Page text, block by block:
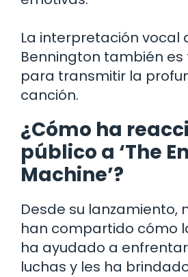
La interpretación vocal
Bennington también
para transmitir la
canción.
¿Cómo ha
público a ‘The
Machine’?
Desde su lanzamiento,
han compartido cómo
ha ayudado a
luchas y les ha